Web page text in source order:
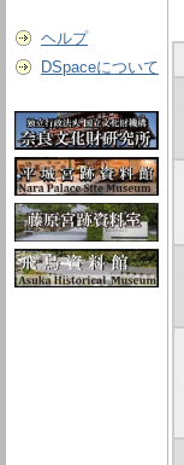
ヘルプ
DSpaceについて